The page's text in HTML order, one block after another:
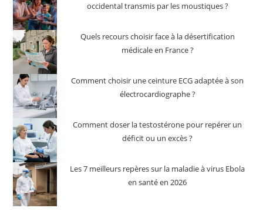
occidental transmis par les moustiques ?
Quels recours choisir face à la désertification
médicale en France ?
Comment choisir une ceinture ECG adaptée à son
électrocardiographe ?
Comment doser la testostérone pour repérer un
déficit ou un excès ?
Les 7 meilleurs repères sur la maladie à virus Ebola
en santé en 2026